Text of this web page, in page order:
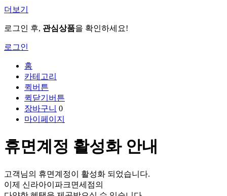
더보기
로그인 후, 관심상품을 확인하세요!
로그인
홈
카테고리
퀵버튼
퀵닫기버튼
장바구니 0
마이페이지
휴면계정 활성화 안내
고객님의 휴면계정이 활성화 되었습니다.
이제 신라아이파크면세점의